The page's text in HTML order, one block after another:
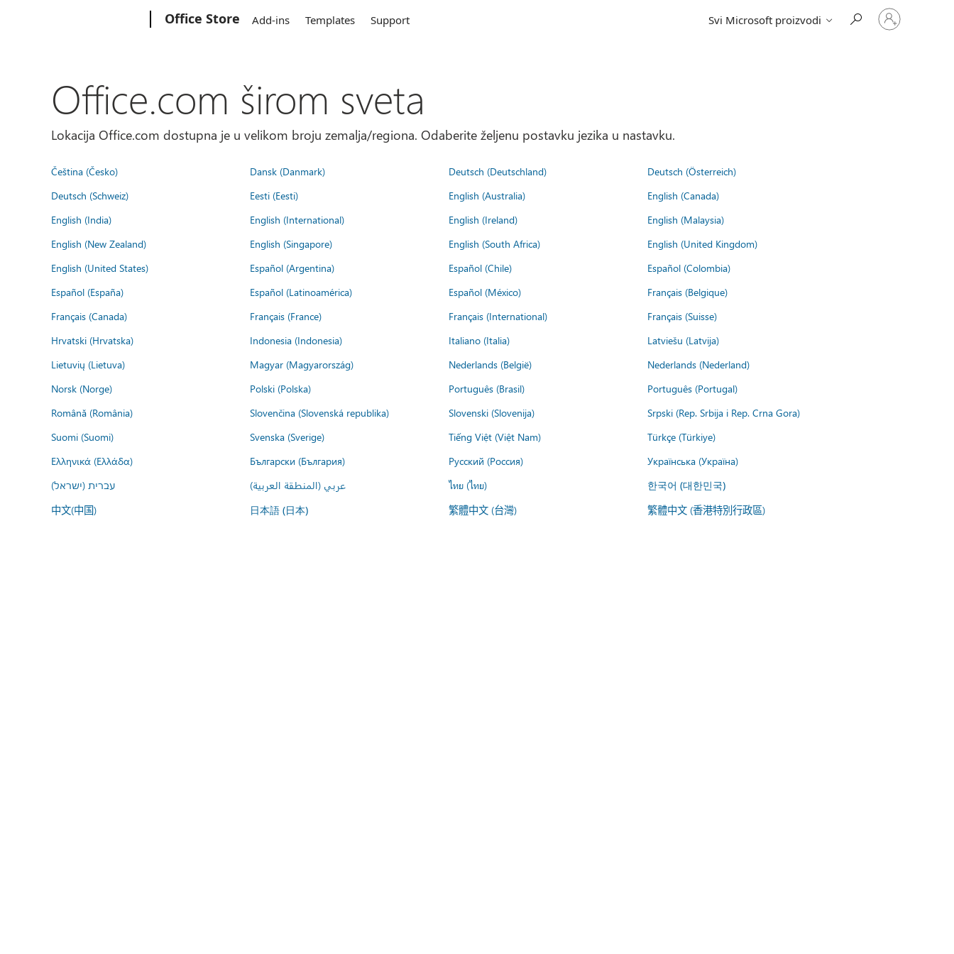
Office Store Add-ins Templates Support Svi Microsoft proizvodi
Prijavite
se
Office.com širom sveta
Lokacija Office.com dostupna je u velikom broju zemalja/regiona. Odaberite željenu postavku jezika u nastavku.
Čeština (Česko) Dansk (Danmark) Deutsch (Deutschland)
Deutsch (Österreich)
Deutsch (Schweiz)
Eesti (Eesti) English (Australia)
English (Canada)
English (India)
English (International) English (Ireland)
English (Malaysia)
English (New Zealand)
English (Singapore) English (South Africa)
English (United Kingdom)
English (United States)
Español (Argentina) Español (Chile)
Español (Colombia)
Español (España)
Español (Latinoamérica) Español (México)
Français (Belgique)
Français (Canada)
Français (France) Français (International)
Français (Suisse)
Hrvatski (Hrvatska)
Indonesia (Indonesia) Italiano (Italia)
Latviešu (Latvija)
Lietuvių (Lietuva)
Magyar (Magyarország) Nederlands (België)
Nederlands (Nederland)
Norsk (Norge)
Polski (Polska) Português (Brasil)
Português (Portugal)
Română (România)
Slovenčina (Slovenská republika) Slovenski (Slovenija)
Srpski (Rep. Srbija i Rep. Crna Gora)
Suomi (Suomi)
Svenska (Sverige) Tiếng Việt (Việt Nam)
Türkçe (Türkiye)
Ελληνικά (Ελλάδα)
Български (България) Русский (Россия)
Українська (Україна)
עברית (ישראל)
عربي (المنطقة العربية) ไทย (ไทย) 한국어 (대한민국)
中文(中国) 日本語 (日本) 繁體中文 (台灣) 繁體中文 (香港特別行政區)